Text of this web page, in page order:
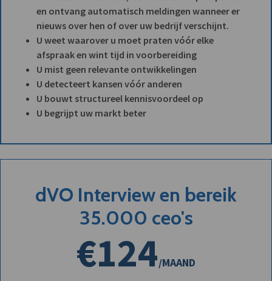
en ontvang automatisch meldingen wanneer er
nieuws over hen of over uw bedrijf verschijnt.
U weet waarover u moet praten vóór elke
afspraak en wint tijd in voorbereiding
U mist geen relevante ontwikkelingen
U detecteert kansen vóór anderen
U bouwt structureel kennisvoordeel op
U begrijpt uw markt beter
dVO Interview en bereik
35.000 ceo's
€124/MAAND